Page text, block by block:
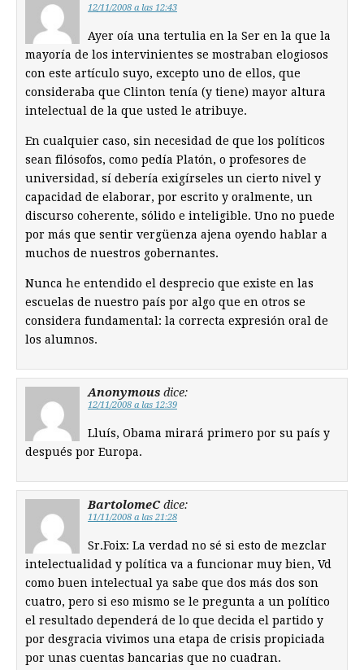
12/11/2008 a las 12:43
Ayer oía una tertulia en la Ser en la que la
mayoría de los intervinientes se mostraban elogiosos
con este artículo suyo, excepto uno de ellos, que
consideraba que Clinton tenía (y tiene) mayor altura
intelectual de la que usted le atribuye.
En cualquier caso, sin necesidad de que los políticos
sean filósofos, como pedía Platón, o profesores de
universidad, sí debería exigírseles un cierto nivel y
capacidad de elaborar, por escrito y oralmente, un
discurso coherente, sólido e inteligible. Uno no puede
por más que sentir vergüenza ajena oyendo hablar a
muchos de nuestros gobernantes.
Nunca he entendido el desprecio que existe en las
escuelas de nuestro país por algo que en otros se
considera fundamental: la correcta expresión oral de
los alumnos.
Anonymous dice:
12/11/2008 a las 12:39
Lluís, Obama mirará primero por su país y
después por Europa.
BartolomeC dice:
11/11/2008 a las 21:28
Sr.Foix: La verdad no sé si esto de mezclar
intelectualidad y política va a funcionar muy bien, Vd
como buen intelectual ya sabe que dos más dos son
cuatro, pero si eso mismo se le pregunta a un político
el resultado dependerá de lo que decida el partido y
por desgracia vivimos una etapa de crisis propiciada
por unas cuentas bancarias que no cuadran.